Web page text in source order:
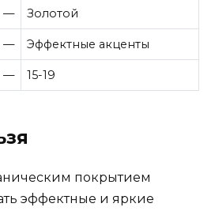
— Золотой
— Эффектные акценты
— 15-19
покрытием
эффектные и яркие